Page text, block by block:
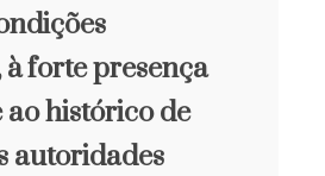
forte presença
ao histórico de
autoridades